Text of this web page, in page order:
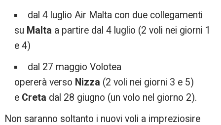
dal 4 luglio Air Malta con due collegamenti
su Malta a partire dal 4 luglio (2 voli nei giorni 1
e 4)
dal 27 maggio Volotea
opererà verso Nizza (2 voli nei giorni 3 e 5)
e Creta dal 28 giugno (un volo nel giorno 2).
Non saranno soltanto i nuovi voli a impreziosire